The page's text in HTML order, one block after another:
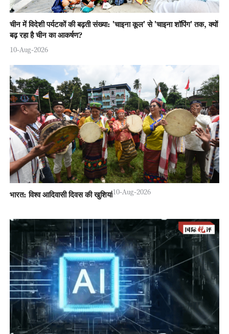
चीन में विदेशी पर्यटकों की बढ़ती संख्या: 'चाइना कूल' से 'चाइना शॉपिंग' तक, क्यों
बढ़ रहा है चीन का आकर्षण?
10-Aug-2026
भारत: विश्व आदिवासी दिवस की खुशियां10-Aug-2026